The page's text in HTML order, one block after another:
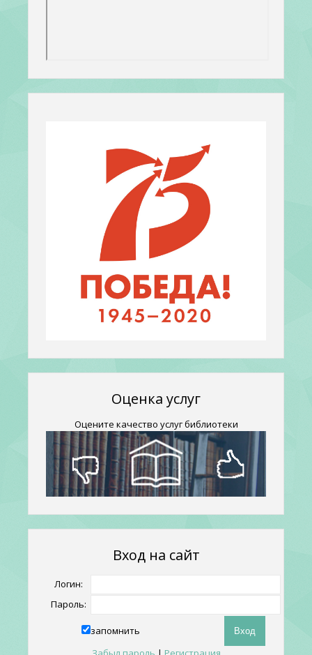
Оценка услуг
Оцените качество услуг библиотеки
Вход на сайт
Логин:
Пароль:
запомнить